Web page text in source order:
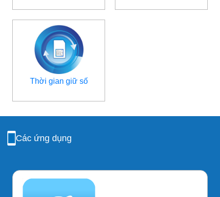
Thời gian giữ số
Các ứng dụng